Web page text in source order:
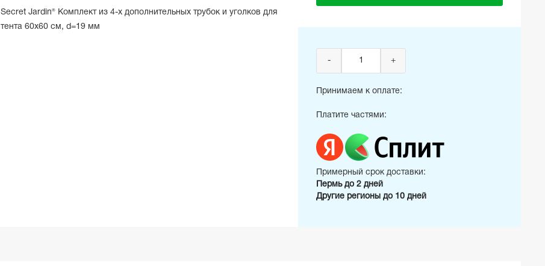
Secret Jardin® Комплект из 4-х дополнительных трубок и уголков для
тента 60х60 см, d=19 мм
- +
Принимаем к оплате:
Платите частями:
Примерный срок доставки:
Пермь до 2 дней
Другие регионы до 10 дней